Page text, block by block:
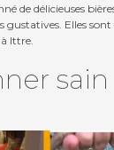
de délicieuses
gustatives. Elles
Ittre.